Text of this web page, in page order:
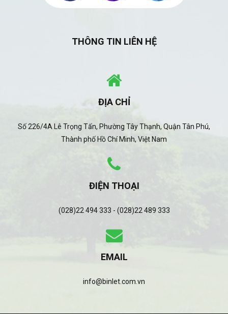
THÔNG TIN LIÊN HỆ
ĐỊA CHỈ
Số 226/4A Lê Trọng Tấn, Phường Tây Thạnh, Quận Tân Phú,
Thành phố Hồ Chí Minh, Việt Nam
ĐIỆN THOẠI
(028)22 494 333 - (028)22 489 333
EMAIL
info@binlet.com.vn